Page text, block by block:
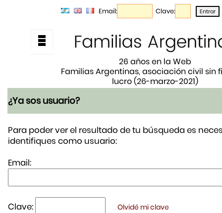
Email: Clave:
26 años en la Web
Familias Argentinas, asociación civil sin
lucro (26-marzo-2021)
¿Ya sos usuario?
Para poder ver el resultado de tu búsqueda es
identifiques como usuario:
Email:
Clave: Olvidé mi clave